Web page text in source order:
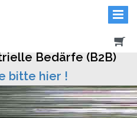
Bedärfe (B2B)
bitte hier !